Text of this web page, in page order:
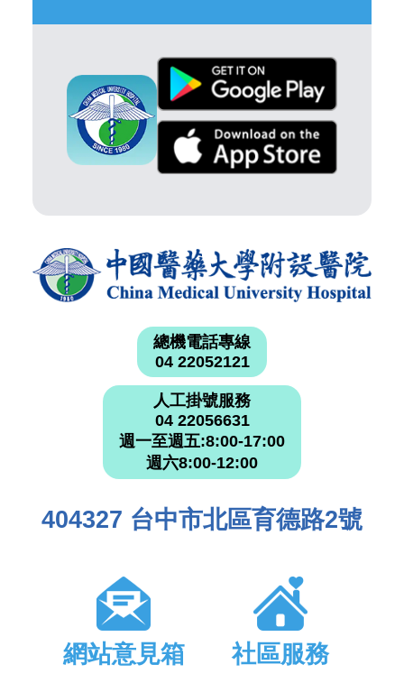
總機電話專線
04 22052121
人工掛號服務
04 22056631
週一至週五:8:00-17:00
週六8:00-12:00
404327 台中市北區育德路2號
網站意見箱 社區服務